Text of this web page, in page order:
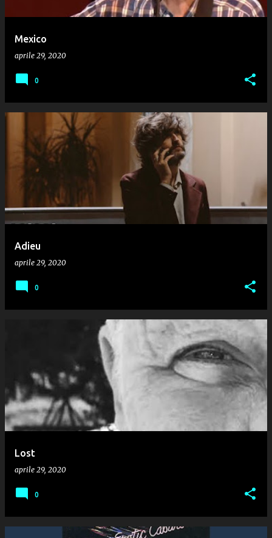
Mexico
aprile 29, 2020
0
Adieu
aprile 29, 2020
0
Lost
aprile 29, 2020
0